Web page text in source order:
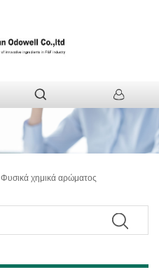
Φυσικά χημικά αρώματος